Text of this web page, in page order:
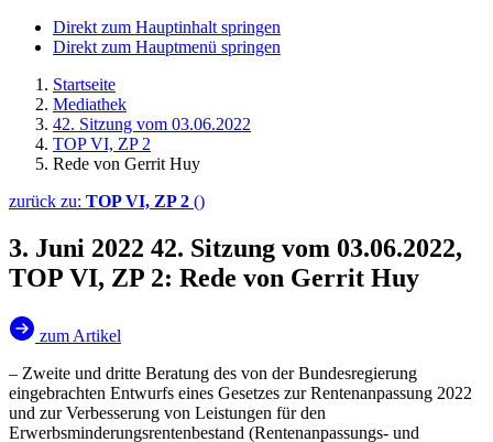
Direkt zum Hauptinhalt springen
Direkt zum Hauptmenü springen
Startseite
Mediathek
42. Sitzung vom 03.06.2022
TOP VI, ZP 2
Rede von Gerrit Huy
zurück zu: TOP VI, ZP 2 ()
3. Juni 2022 42. Sitzung vom 03.06.2022,
TOP VI, ZP 2: Rede von Gerrit Huy
zum Artikel
– Zweite und dritte Beratung des von der Bundesregierung
eingebrachten Entwurfs eines Gesetzes zur Rentenanpassung 2022
und zur Verbesserung von Leistungen für den
Erwerbsminderungsrentenbestand (Rentenanpassungs- und